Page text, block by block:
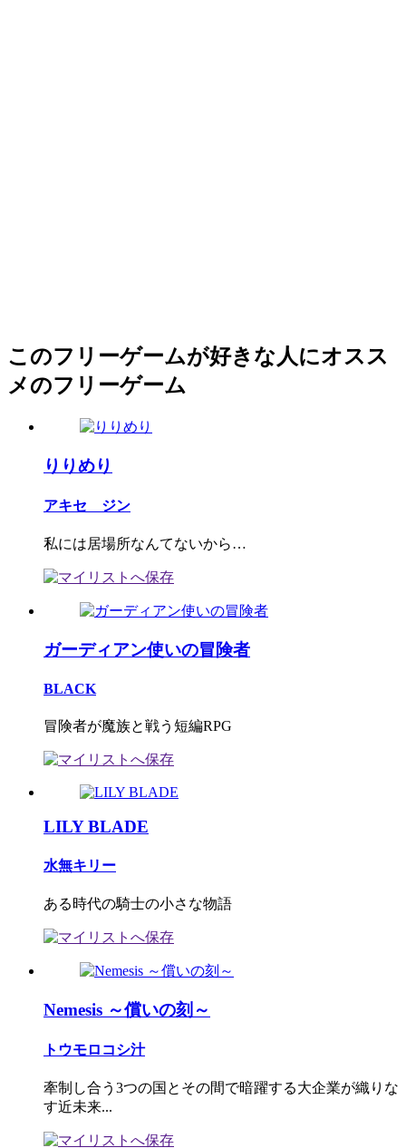
このフリーゲームが好きな人にオスス
メのフリーゲーム
りりめり
アキセ ジン
私には居場所なんてないから…
ガーディアン使いの冒険者
BLACK
冒険者が魔族と戦う短編RPG
LILY BLADE
水無キリー
ある時代の騎士の小さな物語
Nemesis ～償いの刻～
トウモロコシ汁
牽制し合う3つの国とその間で暗躍する大企業が織りな
す近未来...